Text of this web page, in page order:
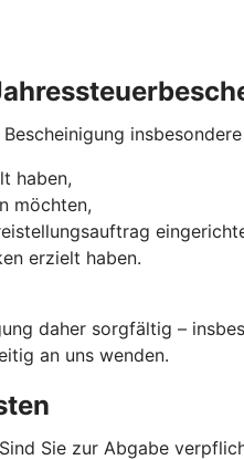
haben,
möchten,
erzielt haben.
daher sorgfältig –
an uns wenden.
Sie zur Abgabe